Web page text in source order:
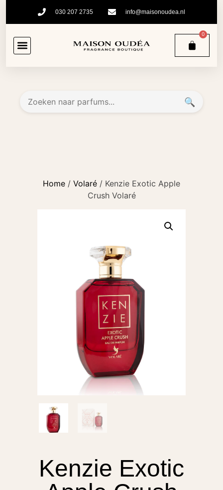
030 207 2735 info@maisonoudea.nl
0
🔍
Home / Volaré / Kenzie Exotic Apple
Crush Volaré
Kenzie Exotic